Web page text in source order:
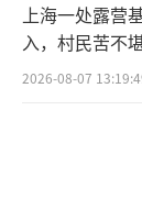
上海一处露营
入，村民苦不
2026-08-07